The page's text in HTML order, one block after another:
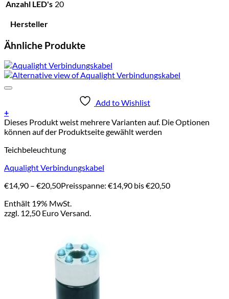
Anzahl LED's 20
Hersteller
Ähnliche Produkte
Add to Wishlist
+
Dieses Produkt weist mehrere Varianten auf. Die Optionen
können auf der Produktseite gewählt werden
Teichbeleuchtung
Aqualight Verbindungskabel
€14,90 – €20,50Preisspanne: €14,90 bis €20,50
Enthält 19% MwSt.
zzgl. 12,50 Euro Versand.